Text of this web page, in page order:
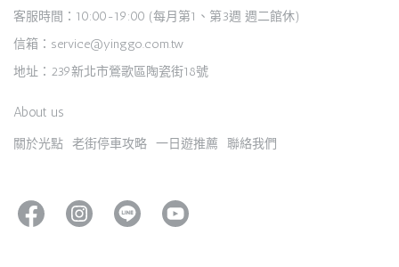
客服時間：10:00-19:00 (每月第1、第3週 週二館休)
信箱：service@yinggo.com.tw
地址：239新北市鶯歌區陶瓷街18號
About us
關於光點 老街停車攻略 一日遊推薦 聯絡我們